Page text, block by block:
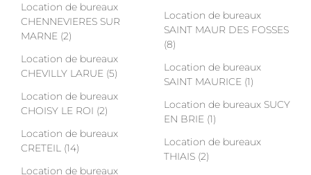
Location de bureaux
CHENNEVIERES SUR
MARNE (2)
Location de bureaux
CHEVILLY LARUE (5)
Location de bureaux
CHOISY LE ROI (2)
Location de bureaux
CRETEIL (14)
Location de bureaux
Location de bureaux
SAINT MAUR DES FOSSES
(8)
Location de bureaux
SAINT MAURICE (1)
Location de bureaux SUCY
EN BRIE (1)
Location de bureaux
THIAIS (2)